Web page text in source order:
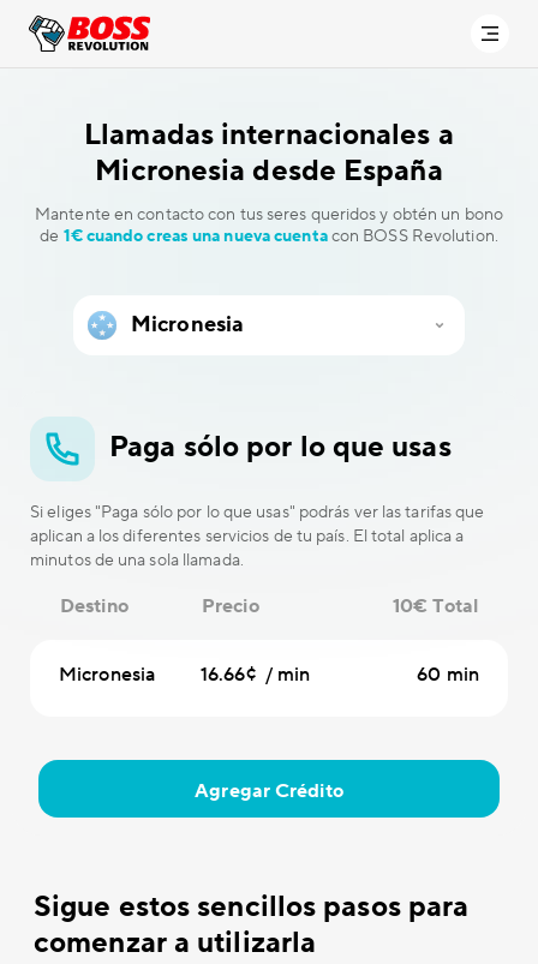
Llamadas internacionales a
Micronesia desde España
Mantente en contacto con tus seres queridos y obtén un bono
de 1€ cuando creas una nueva cuentacon BOSS Revolution.
Paga sólo por lo que usas
Si eliges "Paga sólo por lo que usas" podrás ver las tarifas que
aplican a los diferentes servicios de tu país. El total aplica a
minutos de una sola llamada.
Destino Precio 10€ Total
Micronesia 16.66¢ / min 60 min
Agregar Crédito
Sigue estos sencillos pasos para
comenzar a utilizarla